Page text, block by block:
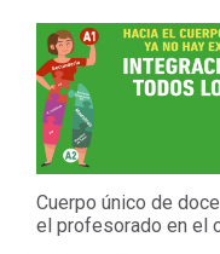
Cuerpo único de
el profesorado en el